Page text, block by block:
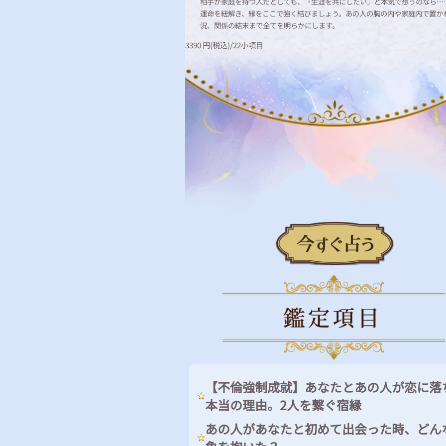
運命を紐解き、縁をここで強く結びましょう。あの人の胸の内や家庭内で置か
況、関係の結末まで全てを明らかにします。
3390円(税込)/22小項目
【不倫強制成就】あなたとあの人が恋に落
本当の理由。2人を繋ぐ宿縁
あの人があなたと初めて出会った時、どん